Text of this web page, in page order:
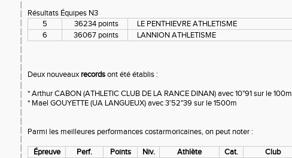
Résultats Équipes N3
5
36234 points
LE PENTHIEVRE ATHLETISME
6
36067 points LANNION ATHLETISME
Deux nouveaux recordsont été établis :
* Arthur CABON (ATHLETIC CLUB DE LA RANCE DINAN) avec 10"91 sur le 100m
* Mael GOUYETTE (UA LANGUEUX) avec 3'52"39 sur le 1500m
Parmi les meilleures performances costarmoricaines, on peut noter :
Épreuve Perf. Points Niv. Athlète Cat.
Club